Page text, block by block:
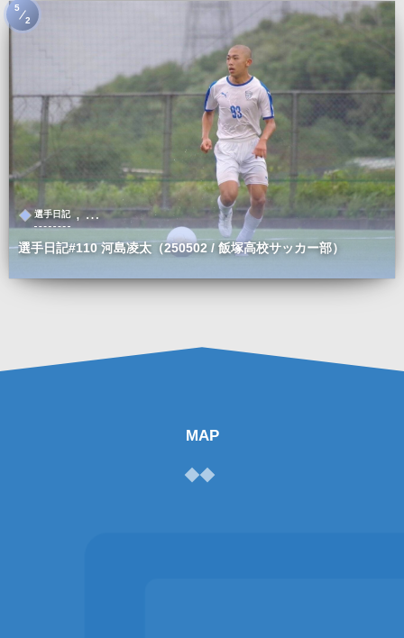
選手日記 , …
選手日記#110 河島凌太（250502 / 飯塚高校サッカー部）
5
2
MAP